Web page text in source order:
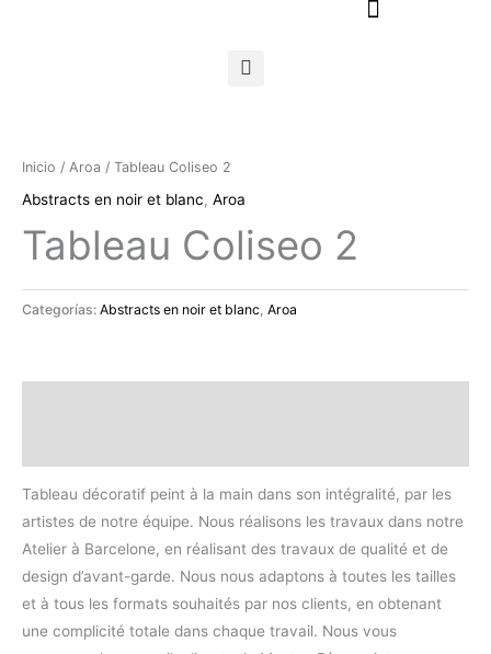
Inicio / Aroa / Tableau Coliseo 2
Abstracts en noir et blanc, Aroa
Tableau Coliseo 2
Categorías: Abstracts en noir et blanc Aroa
Tableau décoratif peint à la main dans son intégralité, par les
artistes de notre équipe. Nous réalisons les travaux dans notre
Atelier à Barcelone, en réalisant des travaux de qualité et de
design d’avant-garde. Nous nous adaptons à toutes les tailles
et à tous les formats souhaités par nos clients, en obtenant
une complicité totale dans chaque travail. Nous vous